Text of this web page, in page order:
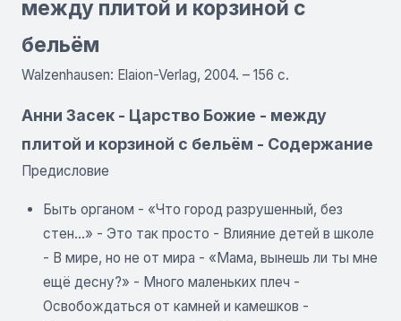
между плитой и корзиной с
бельём
Walzenhausen: Elaion-Verlag, 2004. – 156 с.
Анни Засек - Царство Божие - между
плитой и корзиной с бельём - Содержание
Предисловие
Быть органом - «Что город разрушенный, без
стен...» - Это так просто - Влияние детей в школе
- В мире, но не от мира - «Мама, вынешь ли ты мне
ещё десну?» - Много маленьких плеч -
Освобождаться от камней и камешков -